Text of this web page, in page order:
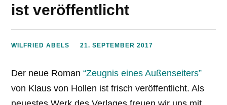
ist veröffentlicht
WILFRIED ABELS 21. SEPTEMBER 2017
Der neue Roman“Zeugnis eines Außenseiters”
von Klaus von Hollen ist frisch veröffentlicht. Als